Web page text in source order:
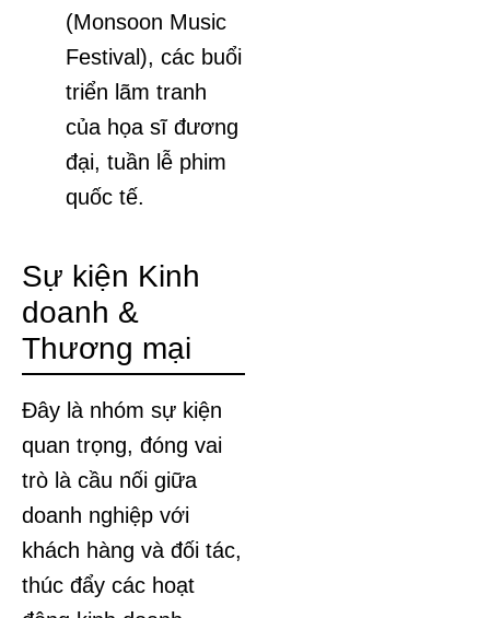
(Monsoon Music
Festival), các buổi
triển lãm tranh
của họa sĩ đương
đại, tuần lễ phim
quốc tế.
Sự kiện Kinh
doanh &
Thương mại
Đây là nhóm sự kiện
quan trọng, đóng vai
trò là cầu nối giữa
doanh nghiệp với
khách hàng và đối tác,
thúc đẩy các hoạt